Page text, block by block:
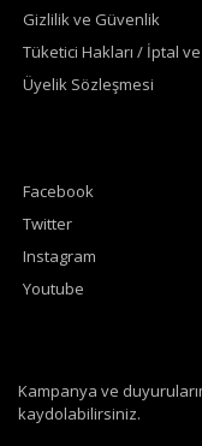
Gizlilik ve Güvenlik
Tüketici Hakları / İptal
Üyelik Sözleşmesi
Facebook
Twitter
Instagram
Youtube
Kampanya ve
kaydolabilirsiniz.